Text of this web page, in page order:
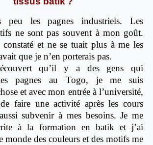
peu les pagnes industriels. Les
ne sont pas souvent à mon goût.
constaté et ne se tuait plus à me les
que je n’en porterais pas.
qu’il y a des gens qui
pagnes au Togo, je me suis
et avec mon entrée à l’université,
faire une activité après les cours
subvenir à mes besoins. Je me
à la formation en batik et j’ai
monde des couleurs et des motifs me